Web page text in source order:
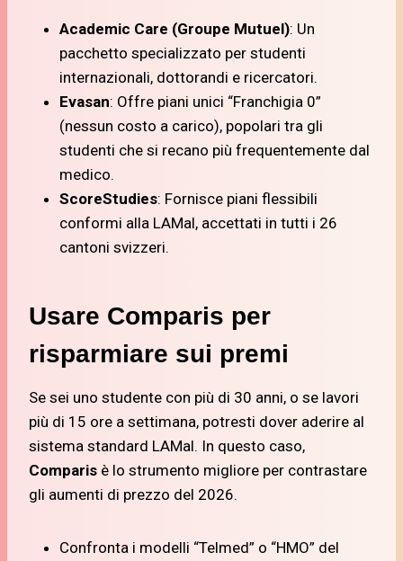
Academic Care (Groupe Mutuel): Un
pacchetto specializzato per studenti
internazionali, dottorandi e ricercatori.
Evasan: Offre piani unici “Franchigia 0”
(nessun costo a carico), popolari tra gli
studenti che si recano più frequentemente dal
medico.
ScoreStudies: Fornisce piani flessibili
conformi alla LAMal, accettati in tutti i 26
cantoni svizzeri.
Usare Comparis per
risparmiare sui premi
Se sei uno studente con più di 30 anni, o se lavori
più di 15 ore a settimana, potresti dover aderire al
sistema standard LAMal. In questo caso,
Comparis è lo strumento migliore per contrastare
gli aumenti di prezzo del 2026.
Confronta i modelli “Telmed” o “HMO” del